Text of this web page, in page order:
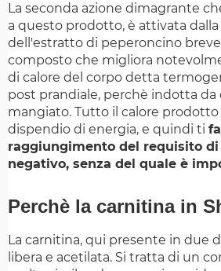
La seconda azione dimagrante
a questo prodotto, è attivata dalla
dell'estratto di peperoncino
composto che migliora
di calore del corpo detta
post prandiale, perchè indotta da
mangiato. Tutto il calore
dispendio di energia, e quindi ti
raggiungimento del requisito
negativo, senza del quale è
Perchè la carnitina in
La carnitina, qui presente in due
libera e acetilata. Si tratta di un